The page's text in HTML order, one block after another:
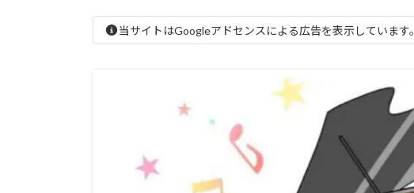
当サイトはGoogleアドセンスによる広告を表示しています。